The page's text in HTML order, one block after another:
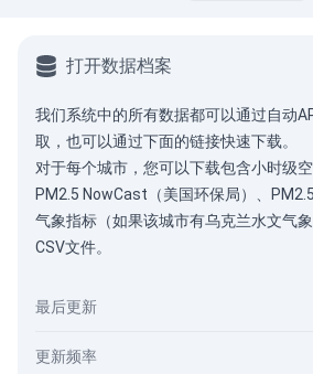
打开数据档案
我们系统中的所有数据都可以通过自动
取，也可以通过下面的链接快速下载。
对于每个城市，您可以下载包含小时级
PM2.5 NowCast（美国环保局）、
气象指标（如果该城市有乌克兰水文气
CSV文件。
最后更新
更新频率